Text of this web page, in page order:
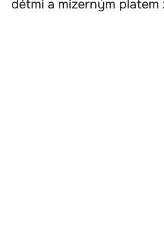
dětmi a mizerným